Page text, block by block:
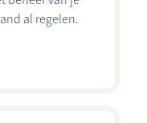
al regelen.